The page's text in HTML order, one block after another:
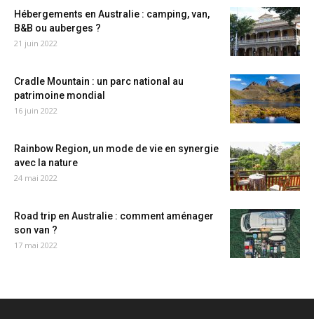
Hébergements en Australie : camping, van,
B&B ou auberges ?
21 juin 2022
Cradle Mountain : un parc national au
patrimoine mondial
16 juin 2022
Rainbow Region, un mode de vie en synergie
avec la nature
24 mai 2022
Road trip en Australie : comment aménager
son van ?
17 mai 2022